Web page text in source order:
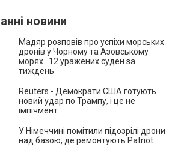
новини
Мадяр розповів про успіхи морських
дронів у Чорному та Азовському
морях . 12 уражених суден за
тиждень
Reuters - Демократи США готують
новий удар по Трампу, і це не
імпічмент
У Німеччині помітили підозрілі дрони
над базою, де ремонтують Patriot